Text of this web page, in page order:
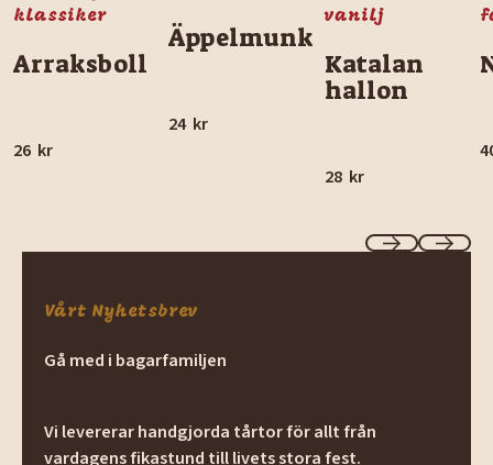
klassiker
Arraksboll
26 kr
Äppelmunk
24 kr
vanilj
Katalan
hallon
28 kr
PreviousNext
Vårt Nyhetsbrev
Gå med i bagarfamiljen
Vi levererar handgjorda tårtor för allt från
vardagens fikastund till livets stora fest.